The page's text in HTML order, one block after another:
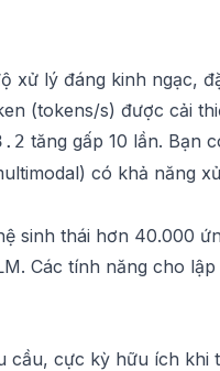
xử lý đáng kinh ngạc,
(tokens/s) được cải
tăng gấp 10 lần. Bạn
có khả năng
sinh thái hơn 40.000
Các tính năng cho
cầu, cực kỳ hữu ích khi